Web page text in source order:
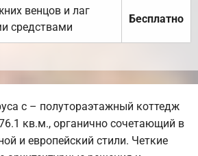
венцов и лаг
средствами
Бесплатно
с – полутораэтажный коттедж
кв.м., органично сочетающий в
и европейский стили. Четкие